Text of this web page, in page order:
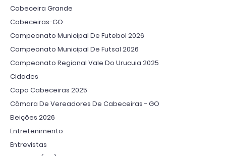
Cabeceira Grande
Cabeceiras-GO
Campeonato Municipal De Futebol 2026
Campeonato Municipal De Futsal 2026
Campeonato Regional Vale Do Urucuia 2025
Cidades
Copa Cabeceiras 2025
Câmara De Vereadores De Cabeceiras - GO
Eleições 2026
Entretenimento
Entrevistas